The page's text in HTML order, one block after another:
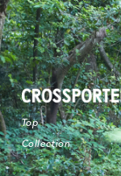
Top
Collection